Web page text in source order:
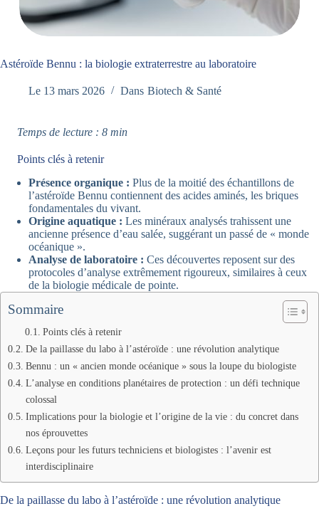
Astéroïde Bennu : la biologie extraterrestre au laboratoire
Le 13 mars 2026 Dans Biotech & Santé
Temps de lecture : 8 min
Points clés à retenir
Présence organique : Plus de la moitié des échantillons de
l’astéroïde Bennu contiennent des acides aminés, les briques
fondamentales du vivant.
Origine aquatique : Les minéraux analysés trahissent une
ancienne présence d’eau salée, suggérant un passé de « monde
océanique ».
Analyse de laboratoire : Ces découvertes reposent sur des
protocoles d’analyse extrêmement rigoureux, similaires à ceux
de la biologie médicale de pointe.
Sommaire
Points clés à retenir
De la paillasse du labo à l’astéroïde : une révolution analytique
Bennu : un « ancien monde océanique » sous la loupe du biologiste
L’analyse en conditions planétaires de protection : un défi technique
colossal
Implications pour la biologie et l’origine de la vie : du concret dans
nos éprouvettes
Leçons pour les futurs techniciens et biologistes : l’avenir est
interdisciplinaire
De la paillasse du labo à l’astéroïde : une révolution analytique